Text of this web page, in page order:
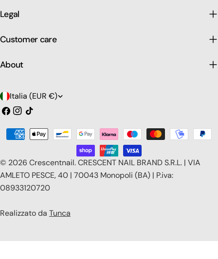
Legal
Customer care
About
P
a
e
/
r
e
Italia (EUR €)
Facebook
Instagram
Tic
© 2026 Crescentnail.CRESCENT NAIL BRAND S.R.L. | VIA
AMLETO PESCE, 40 | 70043 Monopoli (BA) | P.iva:
08933120720
Realizzato da Tunca
Modalità
pagamento